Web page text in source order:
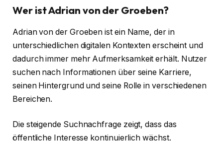
Wer ist Adrian von der Groeben?
Adrian von der Groeben ist ein Name, der in
unterschiedlichen digitalen Kontexten erscheint und
dadurch immer mehr Aufmerksamkeit erhält. Nutzer
suchen nach Informationen über seine Karriere,
seinen Hintergrund und seine Rolle in verschiedenen
Bereichen.
Die steigende Suchnachfrage zeigt, dass das
öffentliche Interesse kontinuierlich wächst.